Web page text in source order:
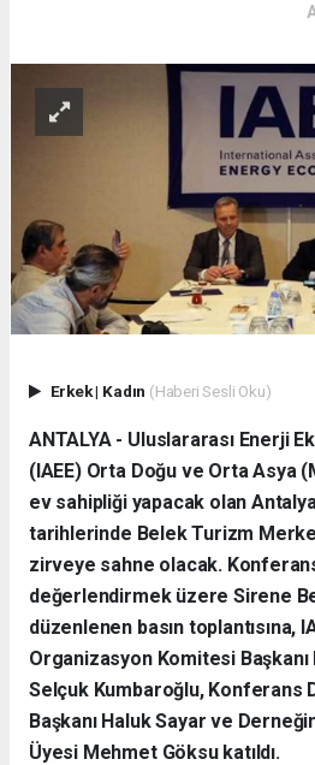
Erkek| Kadın (Haberi Sesli Oku)
ANTALYA - Uluslararası Enerji
(IAEE) Orta Doğu ve Orta Asya
ev sahipliği yapacak olan
tarihlerinde Belek Turizm
zirveye sahne olacak.
değerlendirmek üzere Sirene
düzenlenen basın toplantısına,
Organizasyon Komitesi
Selçuk Kumbaroğlu, Konferans
Başkanı Haluk Sayar ve
Üyesi Mehmet Göksu katıldı.